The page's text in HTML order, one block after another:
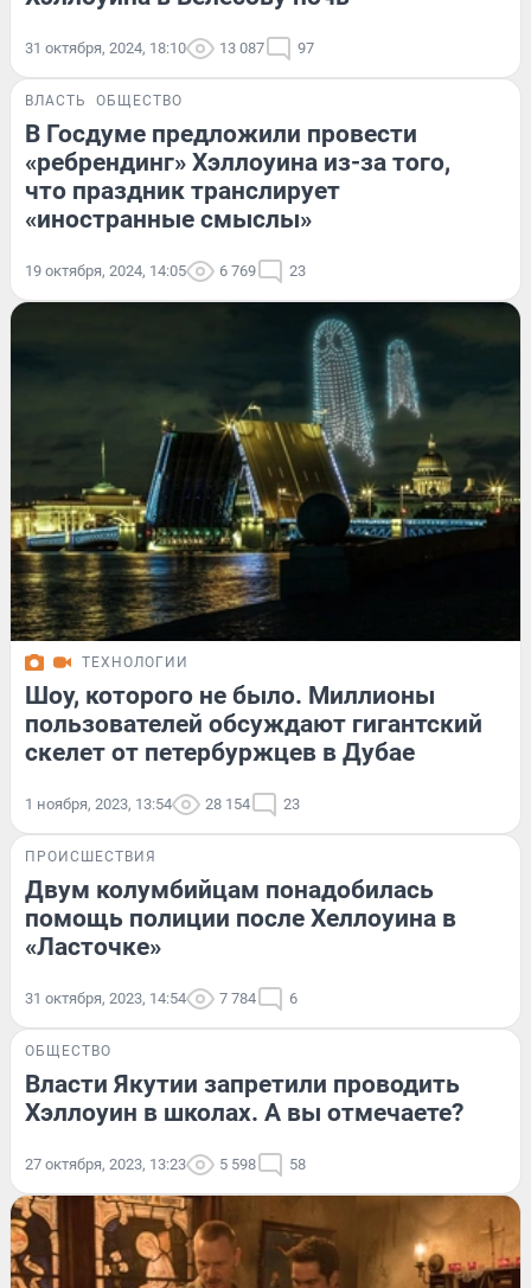
31 октября, 2024, 18:10 13 087 97
ВЛАСТЬ ОБЩЕСТВО
В Госдуме предложили провести
«ребрендинг» Хэллоуина из-за того,
что праздник транслирует
«иностранные смыслы»
19 октября, 2024, 14:05 6 769 23
ТЕХНОЛОГИИ
Шоу, которого не было. Миллионы
пользователей обсуждают гигантский
скелет от петербуржцев в Дубае
1 ноября, 2023, 13:54 28 154 23
ПРОИСШЕСТВИЯ
Двум колумбийцам понадобилась
помощь полиции после Хеллоуина в
«Ласточке»
31 октября, 2023, 14:54 7 784 6
ОБЩЕСТВО
Власти Якутии запретили проводить
Хэллоуин в школах. А вы отмечаете?
27 октября, 2023, 13:23 5 598 58